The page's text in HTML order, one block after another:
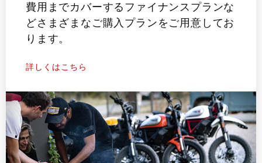
費用までカバーするファイナンスプランな
どさまざまなご購入プランをご用意してお
ります。
詳しくはこちら